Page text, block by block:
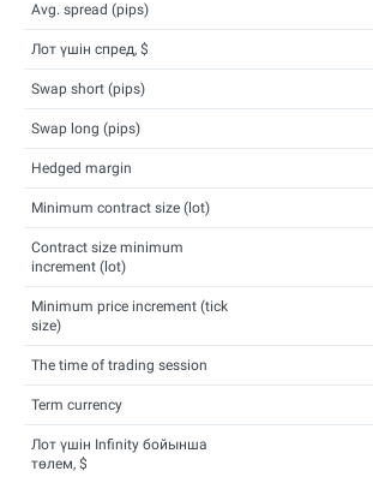
Avg. spread (pips)
Лот үшін спред, $
Swap short (pips)
Swap long (pips)
Hedged margin
Minimum contract size (lot)
Contract size minimum
increment (lot)
Minimum price increment (tick
size)
The time of trading session
Term currency
Лот үшін Infinity бойынша
төлем, $